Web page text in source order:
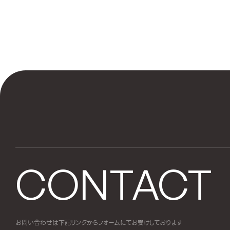
CONTACT
お問い合わせは下記リンクからフォームにてお受けしております